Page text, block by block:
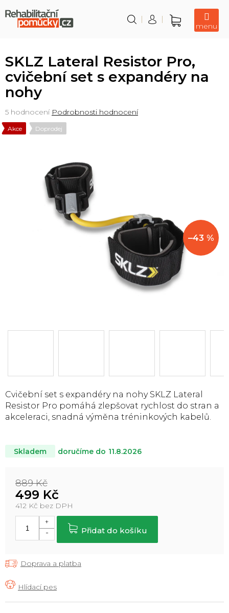
na
obsah
Nákupní
SKLZ Lateral Resistor Pro,
cvičební set s expandéry na
nohy
Akce Doprodej
Průměrné
hodnocení
produktu
5 hodnocení Podrobnosti hodnocení
–43 %
Skladem doručíme do 11.8.2026
889 Kč
499 Kč
412 Kč bez DPH
cena:
Přidat do košíku
Cvičební set s expandéry na nohy SKLZ Lateral
Resistor Pro pomáhá zlepšovat rychlost do stran a
akceleraci, snadná výměna tréninkových kabelů.
Doprava a platba